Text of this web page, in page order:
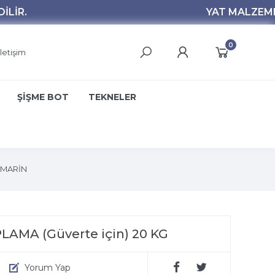
0
ŞİŞME BOT TEKNELER
(Güverte için) 20 KG
Yorum Yap